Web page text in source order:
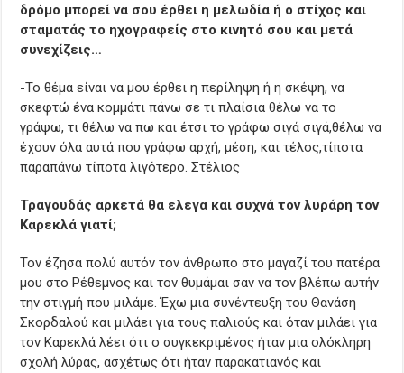
δρόμο μπορεί να σου έρθει η μελωδία ή ο στίχος και
σταματάς το ηχογραφείς στο κινητό σου και μετά
συνεχίζεις…
-Το θέμα είναι να μου έρθει η περίληψη ή η σκέψη, να
σκεφτώ ένα κομμάτι πάνω σε τι πλαίσια θέλω να το
γράψω, τι θέλω να πω και έτσι το γράφω σιγά σιγά,θέλω να
έχουν όλα αυτά που γράφω αρχή, μέση, και τέλος,τίποτα
παραπάνω τίποτα λιγότερο. Στέλιος
Τραγουδάς αρκετά θα ελεγα και συχνά τον λυράρη τον
Καρεκλά γιατί;
Τον έζησα πολύ αυτόν τον άνθρωπο στο μαγαζί του πατέρα
μου στο Ρέθεμνος και τον θυμάμαι σαν να τον βλέπω αυτήν
την στιγμή που μιλάμε. Έχω μια συνέντευξη του Θανάση
Σκορδαλού και μιλάει για τους παλιούς και όταν μιλάει για
τον Καρεκλά λέει ότι ο συγκεκριμένος ήταν μια ολόκληρη
σχολή λύρας, ασχέτως ότι ήταν παρακατιανός και